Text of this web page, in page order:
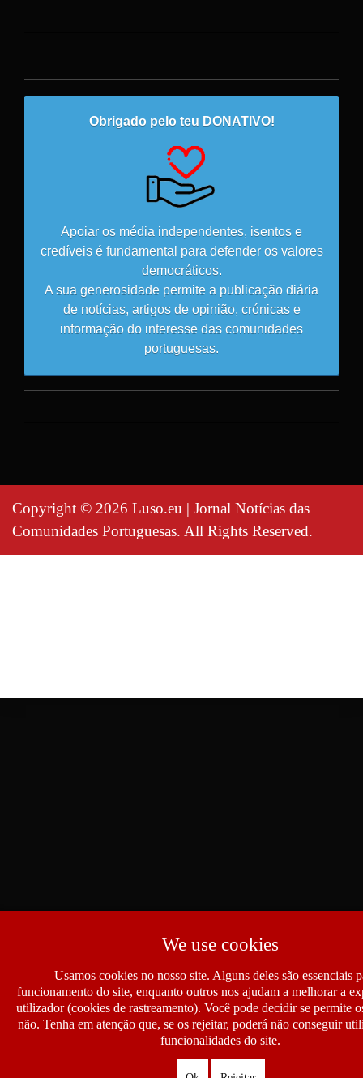
Obrigado pelo teu DONATIVO!
Apoiar os média independentes, isentos e
credíveis é fundamental para defender os valores
democráticos.
A sua generosidade permite a publicação diária
de notícias, artigos de opinião, crónicas e
informação do interesse das comunidades
portuguesas.
Copyright © 2026 Luso.eu | Jornal Notícias das
Comunidades Portuguesas. All Rights Reserved.
We use cookies
Usamos cookies no nosso site. Alguns deles são essenciais
funcionamento do site, enquanto outros nos ajudam a melhorar a
utilizador (cookies de rastreamento). Você pode decidir se permite
não. Tenha em atenção que, se os rejeitar, poderá não conseguir
funcionalidades do site.